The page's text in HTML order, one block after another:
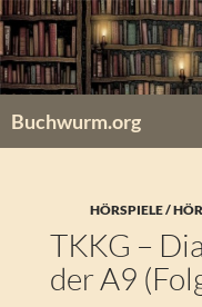
Zum
Inhalt
springen
Buchwurm.org
HÖRSPIELE /
TKKG –
der A9